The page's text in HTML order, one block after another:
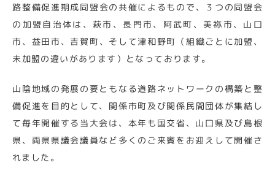
路整備促進期成同盟会の共催によるもので、３つの同盟会
の加盟自治体は、萩市、長門市、阿武町、美祢市、山口
市、益田市、吉賀町、そして津和野町（組織ごとに加盟、
未加盟の違いがあります）となっております。
山陰地域の発展の要ともなる道路ネットワークの構築と整
備促進を目的として、関係市町及び関係民間団体が集結し
て毎年開催する当大会は、本年も国交省、山口県及び島根
県、両県県議会議員など多くのご来賓をお迎えして開催さ
れました。